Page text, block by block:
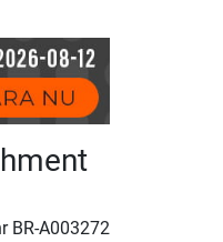
BR-A003272